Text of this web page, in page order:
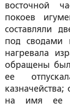
восточной
покоев
составляли
под сводами
нагревала
обращены
ее
на имя ее